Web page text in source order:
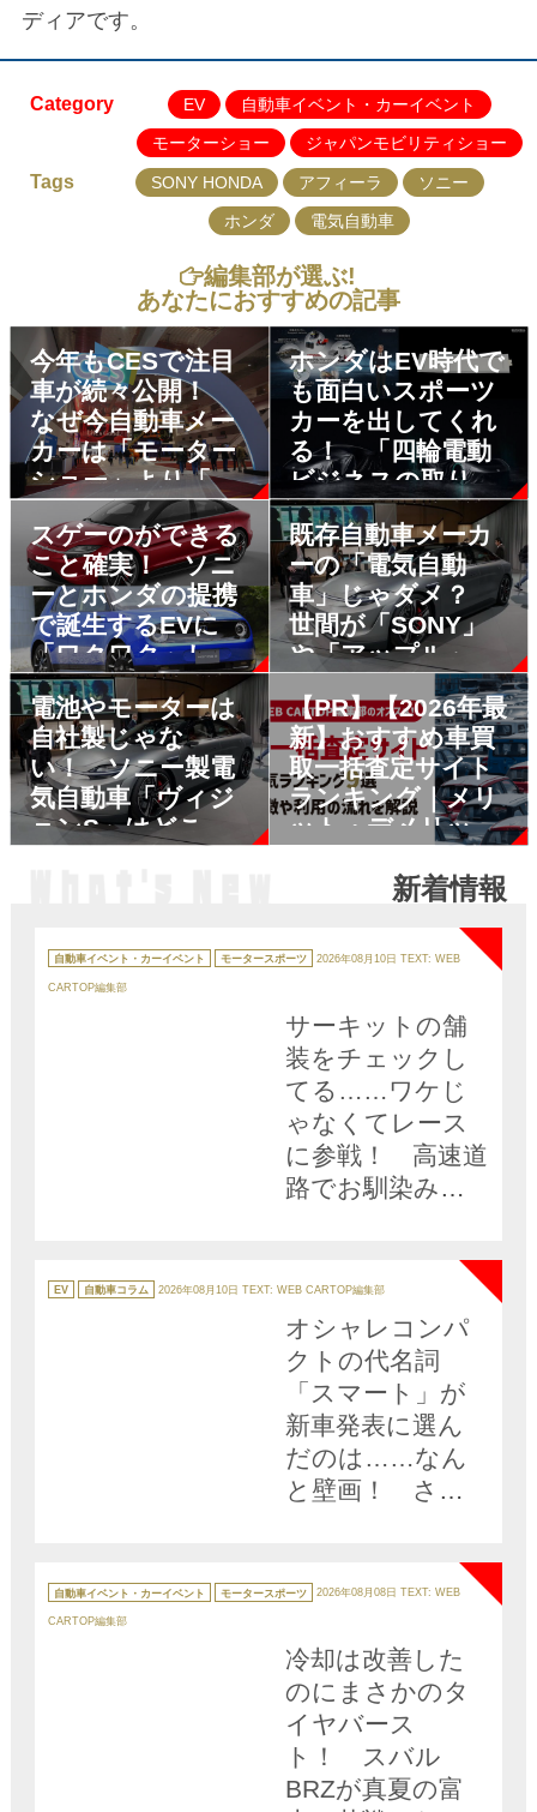
ディアです。
Category EV
自動車イベント・カーイベント
モーターショー
ジャパンモビリティショー
Tags SONY HONDA アフィーラ
ソニー
ホンダ
電気自動車
編集部が選ぶ!
あなたにおすすめの記事
今年もCESで注目
車が続々公開！
なぜ今自動車メー
カーは「モーター
ショー」より「家
電見本市」に力を
入れるのか？
ホンダはEV時代で
も面白いスポーツ
カーを出してくれ
る！ 「四輪電動
ビジネスの取り組
み」発表でベール
を被った２台を公
開
スゲーのができる
こと確実！ ソニ
ーとホンダの提携
で誕生するEVに
「ワクワク」しか
なかった
既存自動車メーカ
ーの「電気自動
車」じゃダメ？
世間が「SONY」
や「アップル」の
EVに期待を寄せる
ワケ
電池やモーターは
自社製じゃな
い！ ソニー製電
気自動車「ヴィジ
ョンS」はどこが
【PR】【2026年最
新】おすすめ車買
取一括査定サイト
ランキング｜メリ
ット・デメリット
新着情報
テ
ゴ
ー
自動車イベント・カーイベント モータースポーツ 2026年08月10日 TEXT: WEB
CARTOP編集部
NEW
サーキットの舗
装をチェックし
てる……ワケじ
ゃなくてレース
に参戦！ 高速道
路でお馴染みの
の愛称でＳ耐に
参戦している理
由
テ
ゴ
EV 自動車コラム 2026年08月10日 TEXT: WEB CARTOP編集部
オシャレコンパ
クトの代名詞
「スマート」が
新車発表に選ん
だのは……なん
と壁画！ さす
ルマ!!
カ
テ
ゴ
ー
自動車イベント・カーイベント モータースポーツ 2026年08月08日 TEXT: WEB
CARTOP編集部
冷却は改善した
のにまさかのタ
イヤバース
ト！ スバル
BRZが真夏の富